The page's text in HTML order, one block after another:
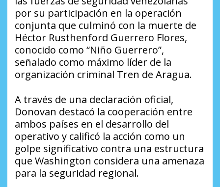
por su participación en la operación
conjunta que culminó con la muerte de
Héctor Rusthenford Guerrero Flores,
conocido como “Niño Guerrero”,
señalado como máximo líder de la
organización criminal Tren de Aragua.
A través de una declaración oficial,
Donovan destacó la cooperación entre
ambos países en el desarrollo del
operativo y calificó la acción como un
golpe significativo contra una estructura
que Washington considera una amenaza
para la seguridad regional.